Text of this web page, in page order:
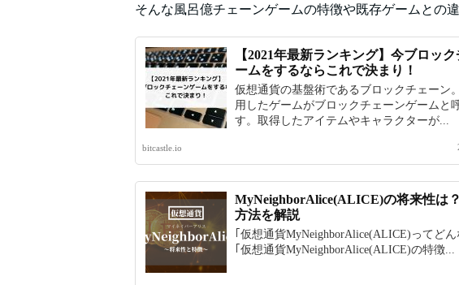
そんな風呂億チェーンゲームの特徴や既存ゲームとの
【2021年最新ランキング】今ブロッ
ームをするならこれで決まり！
仮想通貨の基盤術であるブロックチェーン
用したゲームがブロックチェーンゲームと
す。取得したアイテムやキャラクターが...
bitcastle.io
MyNeighborAlice(ALICE)の将来性は
方法を解説
｢仮想通貨MyNeighborAlice(ALICE)ってど
｢仮想通貨MyNeighborAlice(ALICE)の特徴...